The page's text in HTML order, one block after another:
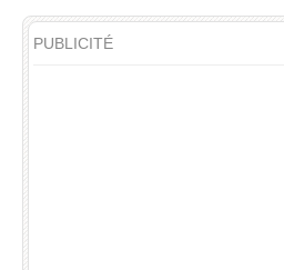
PUBLICITÉ